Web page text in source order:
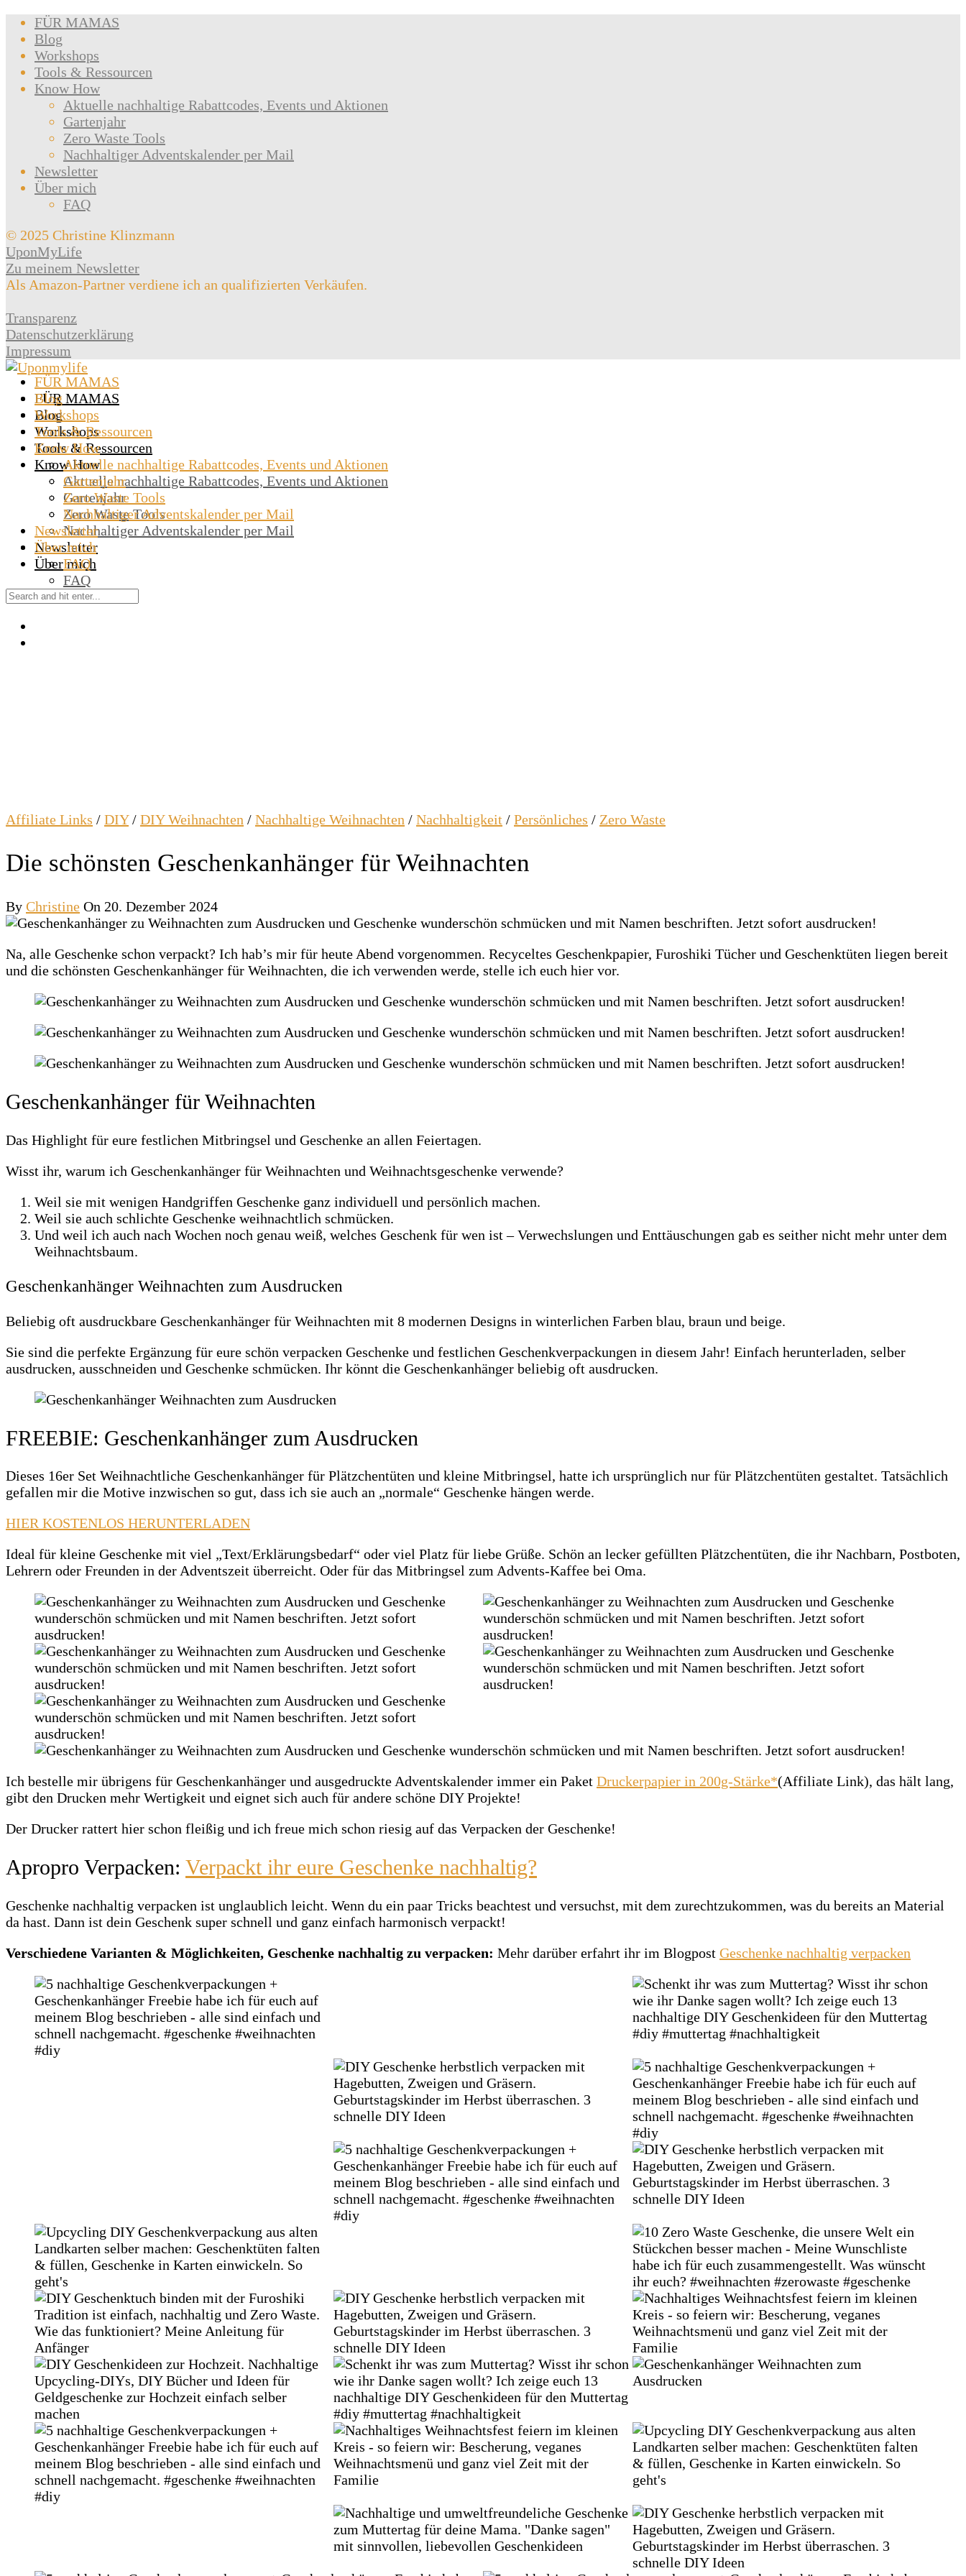
FÜR MAMAS
Blog
Workshops
Tools & Ressourcen
Know How
Aktuelle nachhaltige Rabattcodes, Events und Aktionen
Gartenjahr
Zero Waste Tools
Nachhaltiger Adventskalender per Mail
Newsletter
Über mich
FAQ
© 2025 Christine Klinzmann
UponMyLife
Zu meinem Newsletter
Als Amazon-Partner verdiene ich an qualifizierten Verkäufen.
Transparenz
Datenschutzerklärung
Impressum
FÜR MAMAS
Blog
Workshops
Tools & Ressourcen
Know How
Aktuelle nachhaltige Rabattcodes, Events und Aktionen
Gartenjahr
Zero Waste Tools
Nachhaltiger Adventskalender per Mail
Newsletter
Über mich
FAQ
FÜR MAMAS
Blog
Workshops
Tools & Ressourcen
Know How
Aktuelle nachhaltige Rabattcodes, Events und Aktionen
Gartenjahr
Zero Waste Tools
Nachhaltiger Adventskalender per Mail
Newsletter
Über mich
FAQ
Affiliate Links / DIY/ DIY Weihnachten / Nachhaltige Weihnachten / Nachhaltigkeit / Persönliches / Zero Waste
Die schönsten Geschenkanhänger für Weihnachten
By Christine On 20. Dezember 2024
Na, alle Geschenke schon verpackt? Ich hab’s mir für heute Abend vorgenommen. Recyceltes Geschenkpapier, Furoshiki Tücher und Geschenktüten liegen bereit
und die schönsten Geschenkanhänger für Weihnachten, die ich verwenden werde, stelle ich euch hier vor.
Geschenkanhänger für Weihnachten
Das Highlight für eure festlichen Mitbringsel und Geschenke an allen Feiertagen.
Wisst ihr, warum ich Geschenkanhänger für Weihnachten und Weihnachtsgeschenke verwende?
Weil sie mit wenigen Handgriffen Geschenke ganz individuell und persönlich machen.
Weil sie auch schlichte Geschenke weihnachtlich schmücken.
Und weil ich auch nach Wochen noch genau weiß, welches Geschenk für wen ist – Verwechslungen und Enttäuschungen gab es seither nicht mehr unter dem
Weihnachtsbaum.
Geschenkanhänger Weihnachten zum Ausdrucken
Beliebig oft ausdruckbare Geschenkanhänger für Weihnachten mit 8 modernen Designs in winterlichen Farben blau, braun und beige.
Sie sind die perfekte Ergänzung für eure schön verpacken Geschenke und festlichen Geschenkverpackungen in diesem Jahr! Einfach herunterladen, selber
ausdrucken, ausschneiden und Geschenke schmücken. Ihr könnt die Geschenkanhänger beliebig oft ausdrucken.
FREEBIE: Geschenkanhänger zum Ausdrucken
Dieses 16er Set Weihnachtliche Geschenkanhänger für Plätzchentüten und kleine Mitbringsel, hatte ich ursprünglich nur für Plätzchentüten gestaltet. Tatsächlich
gefallen mir die Motive inzwischen so gut, dass ich sie auch an „normale“ Geschenke hängen werde.
HIER KOSTENLOS HERUNTERLADEN
Ideal für kleine Geschenke mit viel „Text/Erklärungsbedarf“ oder viel Platz für liebe Grüße. Schön an lecker gefüllten Plätzchentüten, die ihr Nachbarn, Postboten,
Lehrern oder Freunden in der Adventszeit überreicht. Oder für das Mitbringsel zum Advents-Kaffee bei Oma.
Ich bestelle mir übrigens für Geschenkanhänger und ausgedruckte Adventskalender immer ein Paket Druckerpapier in 200g-Stärke*(Affiliate Link), das hält lang,
gibt den Drucken mehr Wertigkeit und eignet sich auch für andere schöne DIY Projekte!
Der Drucker rattert hier schon fleißig und ich freue mich schon riesig auf das Verpacken der Geschenke!
Apropro Verpacken: Verpackt ihr eure Geschenke nachhaltig?
Geschenke nachhaltig verpacken ist unglaublich leicht. Wenn du ein paar Tricks beachtest und versuchst, mit dem zurechtzukommen, was du bereits an Material
da hast. Dann ist dein Geschenk super schnell und ganz einfach harmonisch verpackt!
Verschiedene Varianten & Möglichkeiten, Geschenke nachhaltig zu verpacken: Mehr darüber erfahrt ihr im Blogpost Geschenke nachhaltig verpacken